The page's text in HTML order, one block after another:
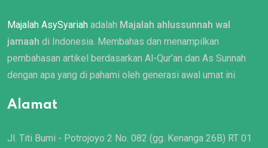
Majalah AsySyariah adalah Majalah ahlussunnah wal
jamaah di Indonesia. Membahas dan menampilkan
pembahasan artikel berdasarkan Al-Qur’an dan As Sunnah
dengan apa yang di pahami oleh generasi awal umat ini.
Alamat
Jl. Titi Bumi - Potrojoyo 2 No. 082 (gg. Kenanga 26B) RT 01